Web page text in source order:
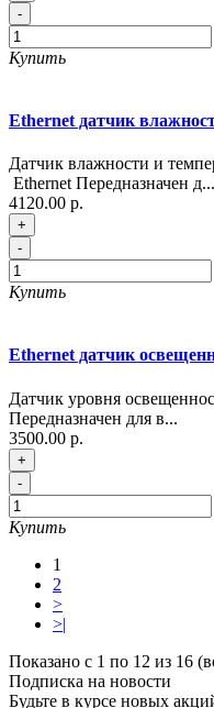
-
Купить
Ethernet датчик
Датчик влажности и
Ethernet Передназначен д...
4120.00 р.
+
-
Купить
Ethernet датчик
Датчик уровня
Передназначен для в...
3500.00 р.
+
-
Купить
1
2
>
>|
Показано с 1 по 12 из 16
Подписка на новости
Будьте в курсе новых